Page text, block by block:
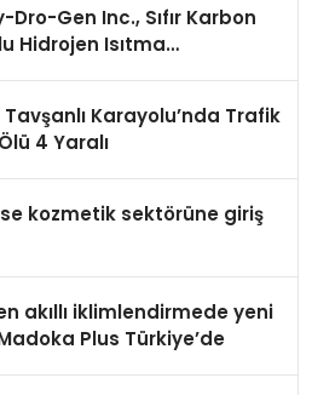
Dro-Gen Inc., Sıfır Karbon
Hidrojen Isıtma
Karayolu’nda Trafik
4 Yaralı
kozmetik sektörüne giriş
akıllı iklimlendirmede yeni
Plus Türkiye’de